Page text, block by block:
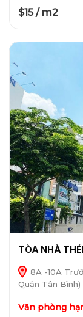
$15 / m2
TÒA NHÀ
8A -10A
Quận Tân Bình)
Văn phòng